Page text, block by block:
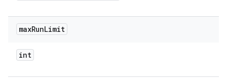
maxRunLimit
int